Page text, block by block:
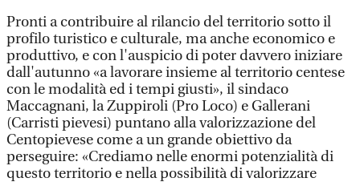
Pronti a contribuire al rilancio del territorio sotto il
profilo turistico e culturale, ma anche economico e
produttivo, e con l'auspicio di poter davvero iniziare
dall'autunno «a lavorare insieme al territorio centese
con le modalità ed i tempi giusti», il sindaco
Maccagnani, la Zuppiroli (Pro Loco) e Gallerani
(Carristi pievesi) puntano alla valorizzazione del
Centopievese come a un grande obiettivo da
perseguire: «Crediamo nelle enormi potenzialità di
questo territorio e nella possibilità di valorizzare